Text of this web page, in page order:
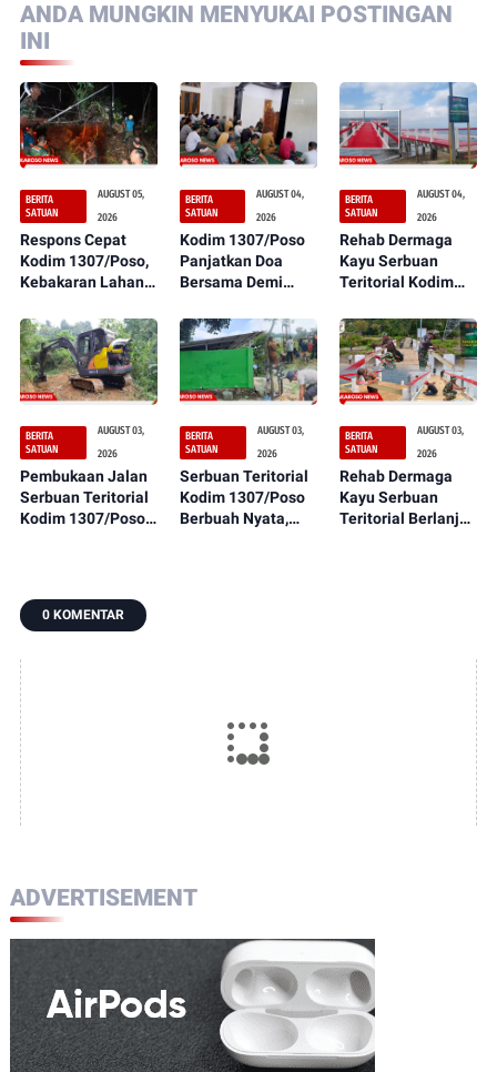
ANDA MUNGKIN MENYUKAI POSTINGAN
INI
BERITA
SATUAN
AUGUST 05,
2026
Respons Cepat
Kodim 1307/Poso,
Kebakaran Lahan
Warga Berhasil
Dipadamkan
BERITA
SATUAN
AUGUST 04,
2026
Kodim 1307/Poso
Panjatkan Doa
Bersama Demi
TNI Terintegrasi TA
2026
BERITA
SATUAN
AUGUST 04,
2026
Rehab Dermaga
Kayu Serbuan
Teritorial Kodim
Rampung 100
Persen,
Manfaatnya
Segera Dirasakan
Masyarakat
BERITA
SATUAN
AUGUST 03,
2026
Pembukaan Jalan
Serbuan Teritorial
Kodim 1307/Poso
Wujudkan Akses
Lebih Baik bagi
Dulumai
BERITA
SATUAN
AUGUST 03,
2026
Serbuan Teritorial
Kodim 1307/Poso
Berbuah Nyata,
BERITA
SATUAN
AUGUST 03,
2026
Rehab Dermaga
Kayu Serbuan
Teritorial Berlanjut
0 KOMENTAR
ADVERTISEMENT